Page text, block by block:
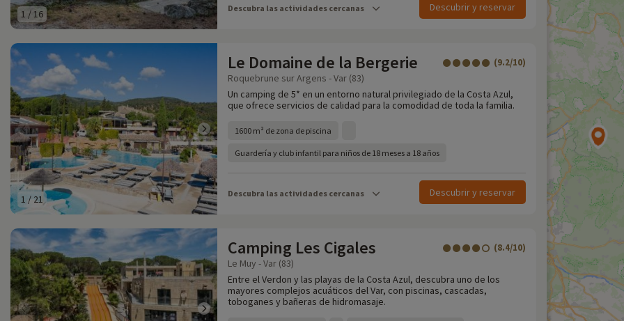
1 / 16 Descubra las actividades cercanas Descubrir y reservar
1 / 21
Le Domaine de la Bergerie (9.2/10)
Roquebrune sur Argens - Var (83)
Un camping de 5* en un entorno natural privilegiado de la Costa Azul,
que ofrece servicios de calidad para la comodidad de toda la familia.
1600 m² de zona de piscina
Guardería y club infantil para niños de 18 meses a 18 años
Descubra las actividades cercanas Descubrir y reservar
Camping Les Cigales (8.4/10)
Le Muy - Var (83)
Entre el Verdon y las playas de la Costa Azul, descubra uno de los
mayores complejos acuáticos del Var, con piscinas, cascadas,
toboganes y bañeras de hidromasaje.